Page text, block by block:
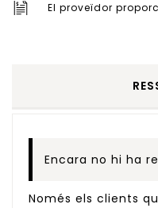
El proveïdor
Encara no hi ha
Només els clients